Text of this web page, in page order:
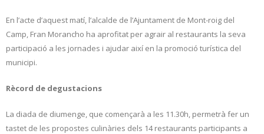
En l’acte d’aquest matí, l’alcalde de l’Ajuntament de Mont-roig del
Camp, Fran Morancho ha aprofitat per agrair al restaurants la seva
participació a les jornades i ajudar així en la promoció turística del
municipi.
Rècord de degustacions
La diada de diumenge, que començarà a les 11.30h, permetrà fer un
tastet de les propostes culinàries dels 14 restaurants participants a